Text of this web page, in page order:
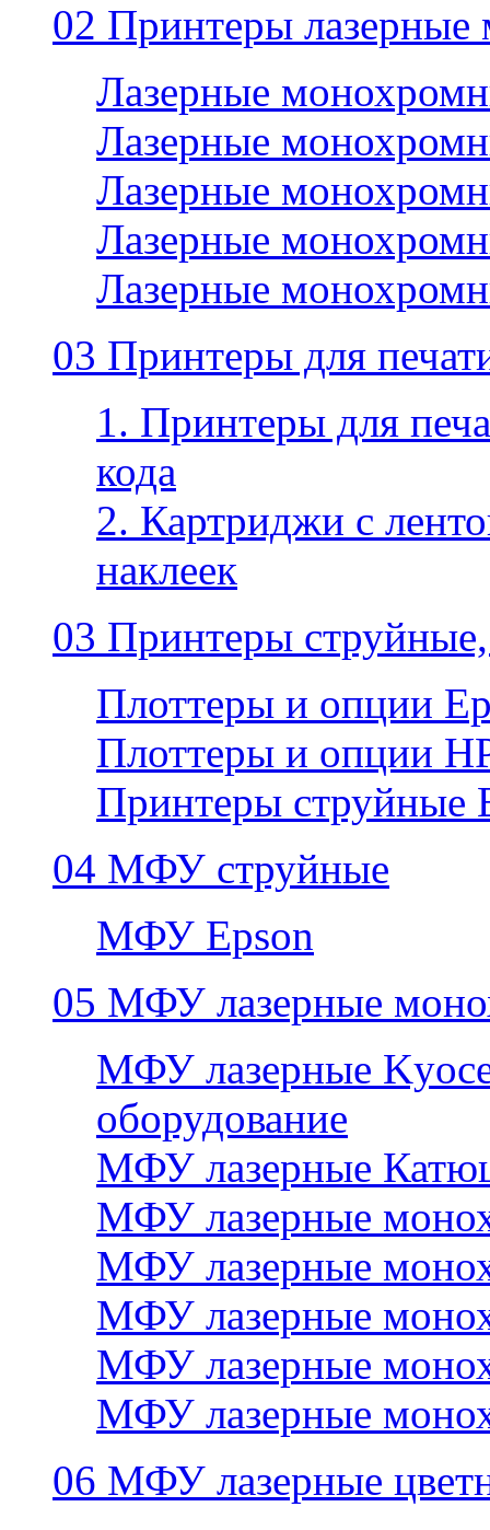
02 Принтеры
Лазерные
Лазерные
Лазерные
Лазерные
Лазерные
03 Принтеры для
1. Принтеры для
кода
2. Картриджи с
наклеек
03 Принтеры
Плоттеры и опции
Плоттеры и опции
Принтеры струйные
04 МФУ струйные
МФУ Epson
05 МФУ лазерные
МФУ лазерные
оборудование
МФУ лазерные
МФУ лазерные
МФУ лазерные
МФУ лазерные
МФУ лазерные
МФУ лазерные
06 МФУ лазерные